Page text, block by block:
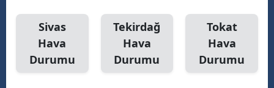
Sivas
Hava
Durumu
Tekirdağ
Hava
Durumu
Tokat
Hava
Durumu